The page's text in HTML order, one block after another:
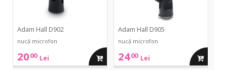
Adam Hall D902
nucă microfon
2000 Lei adauga
Adam Hall D905
nucă microfon
2400 Lei adauga